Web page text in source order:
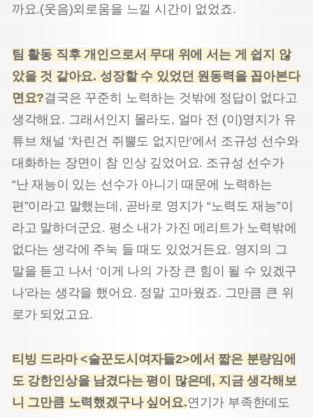
까요.(웃음)외로움을 느낄 시간이 없었죠.
팀 활동 직후 개인으로서 무대 위에 서는 게 쉽지 않
았을 것 같아요. 성장할 수 있었던 원동력을 꼽아본다
면요?결국은 꾸준히 노력하는 것밖에 정답이 없다고
생각해요. 그래서인지 몰라도, 얼마 전 (이)영지가 유
튜브 채널 ‘차린건 쥐뿔도 없지만’에서 조규성 선수와
대화하는 장면이 참 인상 깊었어요. 조규성 선수가
“난 재능이 있는 선수가 아니기 때문에 노력하는
편”이라고 말했는데, 곧바로 영지가 “노력도 재능”이
라고 말하더군요. 평소 내가 가진 메리트가 노력밖에
없다는 생각에 주눅 들 때도 있었거든요. 영지의 그
말을 듣고 나서 ‘이게 나의 가장 큰 힘이 될 수 있겠구
나’라는 생각을 했어요. 정말 고마웠죠. 그만큼 큰 위
로가 되었고요.
티빙 드라마<술꾼도시여자들2>에서 짧은 분량임에
도 강한인상을 남겼다는 평이 많은데 , 지금 생각해보
니 그만큼 노력했겠구나 싶어요.연기가 부족한데도